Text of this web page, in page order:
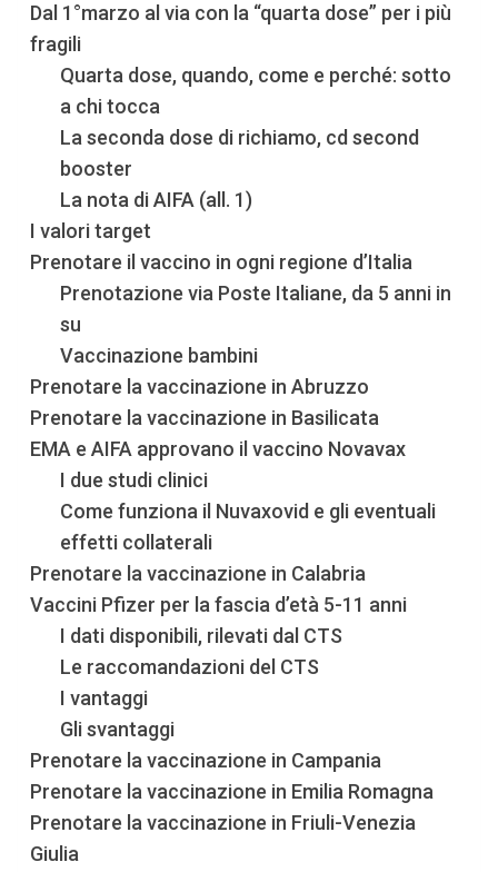
Dal 1°marzo al via con la “quarta dose” per i più
fragili
Quarta dose, quando, come e perché: sotto
a chi tocca
La seconda dose di richiamo, cd second
booster
La nota di AIFA (all. 1)
I valori target
Prenotare il vaccino in ogni regione d’Italia
Prenotazione via Poste Italiane, da 5 anni in
su
Vaccinazione bambini
Prenotare la vaccinazione in Abruzzo
Prenotare la vaccinazione in Basilicata
EMA e AIFA approvano il vaccino Novavax
I due studi clinici
Come funziona il Nuvaxovid e gli eventuali
effetti collaterali
Prenotare la vaccinazione in Calabria
Vaccini Pfizer per la fascia d’età 5-11 anni
I dati disponibili, rilevati dal CTS
Le raccomandazioni del CTS
I vantaggi
Gli svantaggi
Prenotare la vaccinazione in Campania
Prenotare la vaccinazione in Emilia Romagna
Prenotare la vaccinazione in Friuli-Venezia
Giulia